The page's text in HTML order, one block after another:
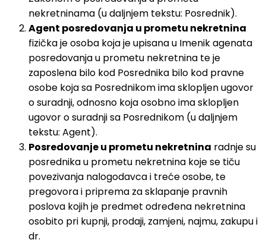
nekretninama (u daljnjem tekstu: Posrednik).
Agent posredovanja u prometu nekretnina
fizička je osoba koja je upisana u Imenik agenata
posredovanja u prometu nekretnina te je
zaposlena bilo kod Posrednika bilo kod pravne
osobe koja sa Posrednikom ima sklopljen ugovor
o suradnji, odnosno koja osobno ima sklopljen
ugovor o suradnji sa Posrednikom (u daljnjem
tekstu: Agent).
Posredovanje u prometu nekretnina radnje su
posrednika u prometu nekretnina koje se tiču
povezivanja nalogodavca i treće osobe, te
pregovora i priprema za sklapanje pravnih
poslova kojih je predmet određena nekretnina
osobito pri kupnji, prodaji, zamjeni, najmu, zakupu i
dr.